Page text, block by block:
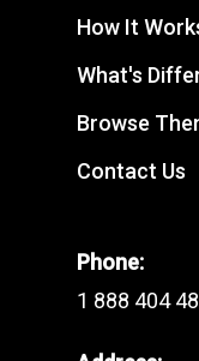
How It
What's
Browse
Contact Us
Phone:
1 888 404